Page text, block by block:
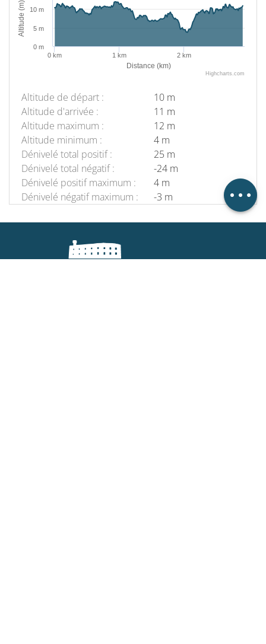
Distance (km)
Altitude (m)
0 km 1 km 2 km
0 m
5 m
10 m
Highcharts.com
Altitude de départ :
10 m
Altitude d'arrivée :
11 m
Altitude maximum :
12 m
Altitude minimum :
4 m
Dénivelé total positif :
25 m
Dénivelé total négatif :
-24 m
Dénivelé positif maximum :
4 m
Dénivelé négatif maximum :
-3 m